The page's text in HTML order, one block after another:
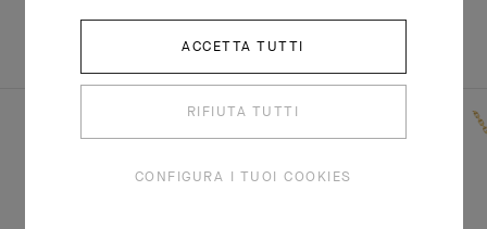
SET COMPLETO
SCOPRI ALTRE
ACCETTA TUTTI
RIFIUTA TUTTI
CONFIGURA I TUOI COOKIES